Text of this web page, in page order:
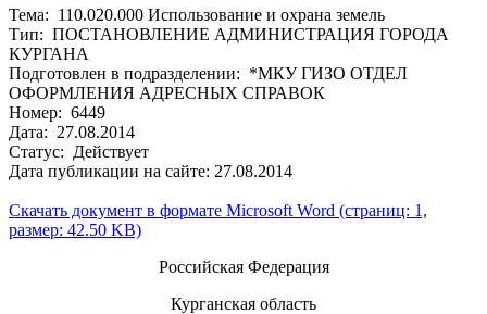
Тема: 110.020.000 Использование и охрана земель
Тип: ПОСТАНОВЛЕНИЕ АДМИНИСТРАЦИЯ ГОРОДА
КУРГАНА
Подготовлен в подразделении: *МКУ ГИЗО ОТДЕЛ
ОФОРМЛЕНИЯ АДРЕСНЫХ СПРАВОК
Номер: 6449
Дата: 27.08.2014
Статус: Действует
Дата публикации на сайте: 27.08.2014
Скачать документ в формате Microsoft Word (страниц: 1,
размер: 42.50 KB)
Российская Федерация
Курганская область